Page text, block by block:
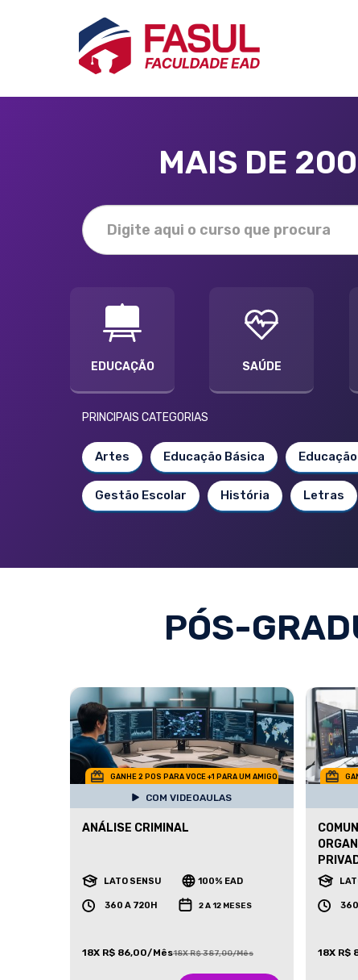
MAIS DE
EDUCAÇÃO SAÚDE
PRINCIPAIS CATEGORIAS
Artes Educação Básica
Gestão Escolar História Letras
PÓS-
GANHE 2 POS PARA VOCE +1 PARA UM AMIGO
COM VIDEOAULAS
ANÁLISE CRIMINAL
LATO SENSU 100% EAD
360 A 720H 2 A 12 MESES
18X R$ 86,00/Mês18X R$ 387,00/Mês 18X R$